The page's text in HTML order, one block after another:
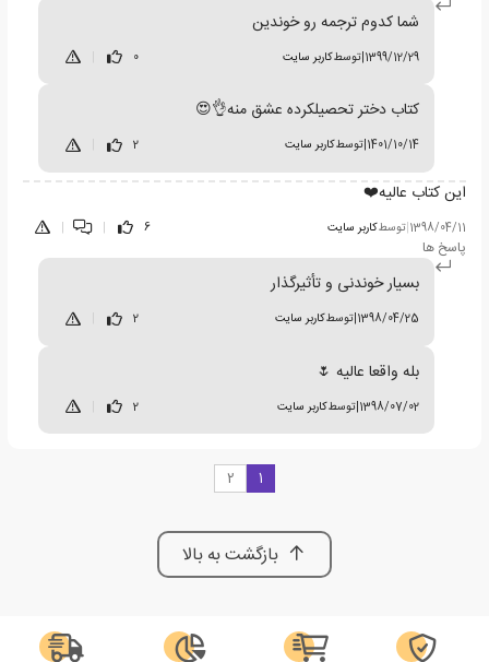
شما کدوم ترجمه رو خوندین
1399/12/29
|توسطکاربر سایت 0
کتاب دختر تحصیلکرده عشق منه👌😍
1401/10/14
|توسطکاربر سایت 2
این کتاب عالیه❤️
1398/04/11
|توسطکاربر سایت 6
|
|
پاسخ ها
بسیار خوندنی و تأثیرگذار
1398/04/25
|توسطکاربر سایت 2
بله واقعا عالیه 🌷
1398/07/02
|توسطکاربر سایت 2
1
2
بازگشت به بالا